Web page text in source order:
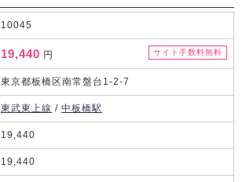
10045
サイト手数料無料
19,440 円
東京都板橋区南常盤台1-2-7
東武東上線 / 中板橋駅
19,440
19,440